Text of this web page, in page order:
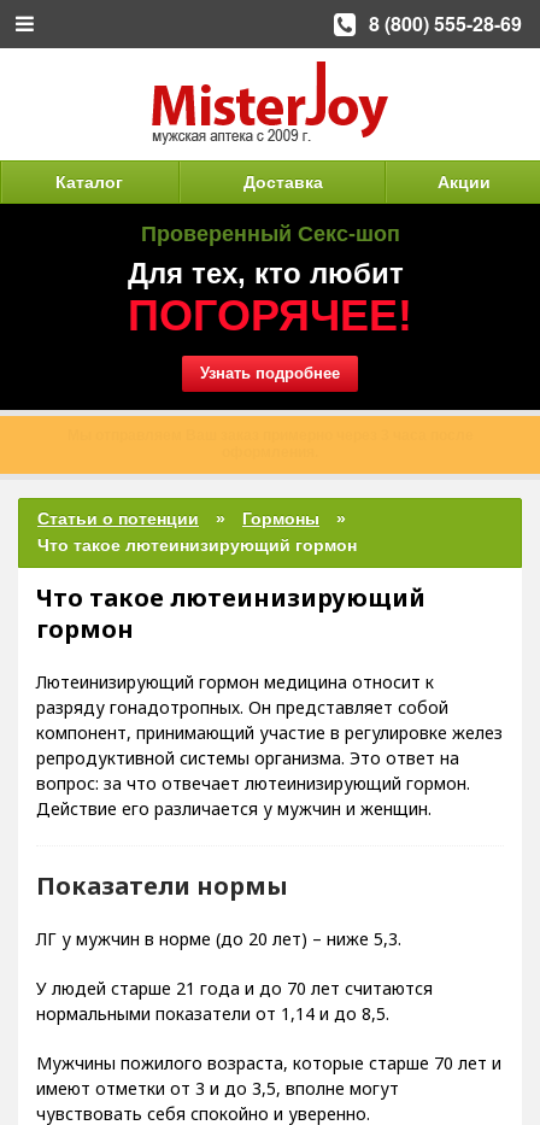
Каталог Доставка Акции
Проверенный Секс-шоп
Для тех, кто любит
ПОГОРЯЧЕЕ!
Узнать подробнее
Статьи о потенции
Гормоны
Что такое лютеинизирующий гормон
Что такое лютеинизирующий
гормон
разряду гонадотропных. Он представляет собой
компонент, принимающий участие в регулировке желез
репродуктивной системы организма. Это ответ на
вопрос: за что отвечает лютеинизирующий гормон.
Действие его различается у мужчин и женщин.
нормальными показатели от 1,14 и до 8,5.
имеют отметки от 3 и до 3,5, вполне могут
чувствовать себя спокойно и уверенно.
8 (800) 555-28-69